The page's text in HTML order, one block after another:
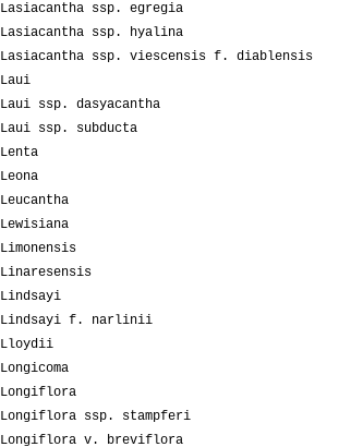
Lasiacantha ssp. egregia
Lasiacantha ssp. hyalina
Lasiacantha ssp. viescensis f. diablensis
Laui
Laui ssp. dasyacantha
Laui ssp. subducta
Lenta
Leona
Leucantha
Lewisiana
Limonensis
Linaresensis
Lindsayi
Lindsayi f. narlinii
Lloydii
Longicoma
Longiflora
Longiflora ssp. stampferi
Longiflora v. breviflora